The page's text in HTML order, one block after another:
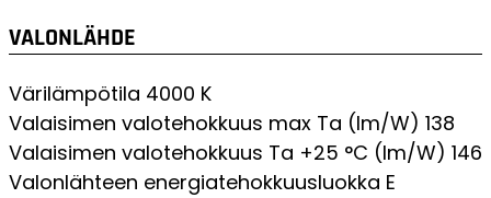
VALONLÄHDE
Värilämpötila 4000 K
Valaisimen valotehokkuus max Ta (lm/W) 138
Valaisimen valotehokkuus Ta +25 °C (lm/W) 146
Valonlähteen energiatehokkuusluokka E